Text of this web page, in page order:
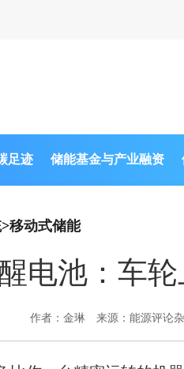
足迹 储能基金与产业融资
>移动式储能
电池：车
作者：金琳 来源：能源评论